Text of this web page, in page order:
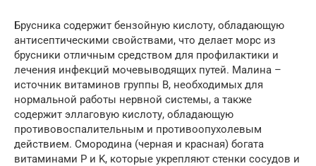
Брусника содержит бензойную кислоту, обладающую
антисептическими свойствами, что делает морс из
брусники отличным средством для профилактики и
лечения инфекций мочевыводящих путей. Малина –
источник витаминов группы B, необходимых для
нормальной работы нервной системы, а также
содержит эллаговую кислоту, обладающую
противовоспалительным и противоопухолевым
действием. Смородина (черная и красная) богата
витаминами P и K, которые укрепляют стенки сосудов и